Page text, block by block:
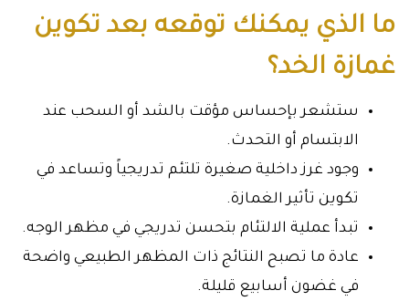
ما الذي يمكنك توقعه بعد تكوين
غمازة الخد؟
ستشعر بإحساس مؤقت بالشد أو السحب عند
الابتسام أو التحدث.
وجود غرز داخلية صغيرة تلتئم تدريجياً وتساعد في
تكوين تأثير الغمازة.
تبدأ عملية الالتئام بتحسن تدريجي في مظهر الوجه.
عادة ما تصبح النتائج ذات المظهر الطبيعي واضحة
في غضون أسابيع قليلة.